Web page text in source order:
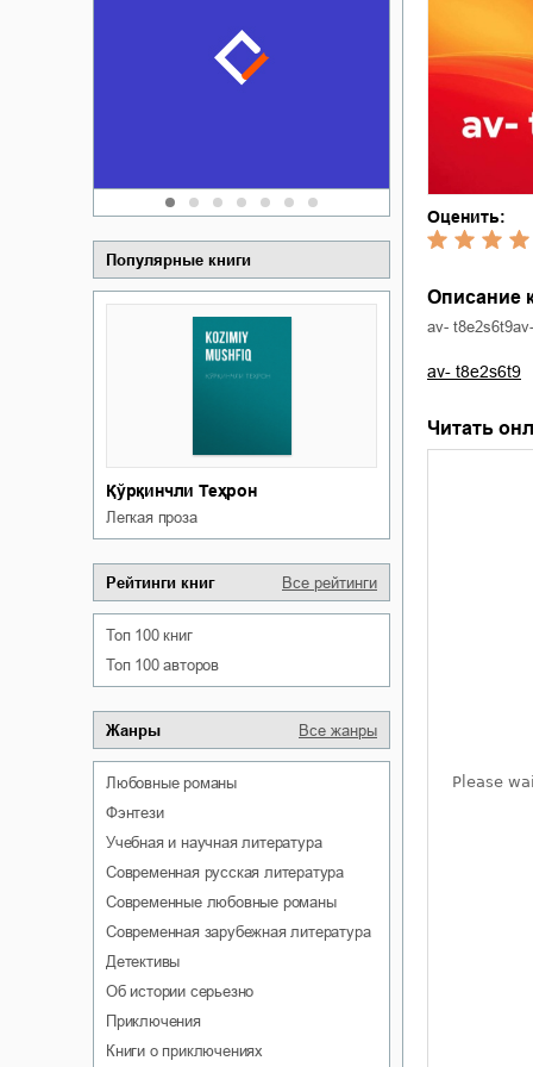
Сергей
Популярные книги
Қўрқинчли Теҳрон
легкая проза
Рейтинги книг Все рейтинги
Топ 100 книг
Топ 100 авторов
Жанры Все жанры
любовные романы
фэнтези
учебная и научная литература
современная русская литература
современные любовные романы
современная зарубежная литература
детективы
об истории серьезно
приключения
книги о приключениях
Оценить:
Описание
av-
av- t8e2s6t9
Читать